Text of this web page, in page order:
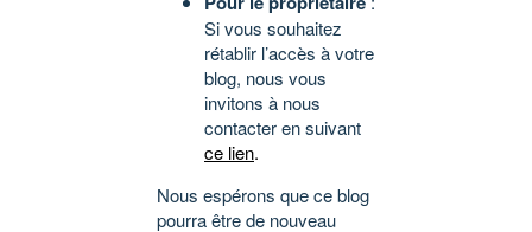
Si vous souhaitez
rétablir l’accès à votre
blog, nous vous
invitons à nous
contacter en suivant
ce lien.
Nous espérons que ce blog
pourra être de nouveau